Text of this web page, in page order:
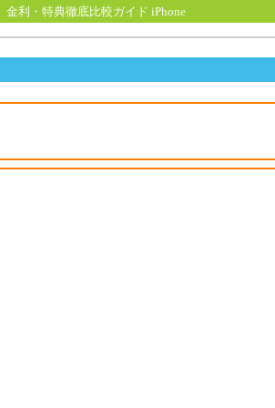
金利・特典徹底比較ガイド iPhone